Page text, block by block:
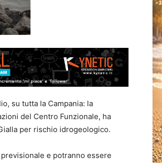
su tutta la Campania: la
del Centro Funzionale, ha
per rischio idrogeologico.
e potranno essere